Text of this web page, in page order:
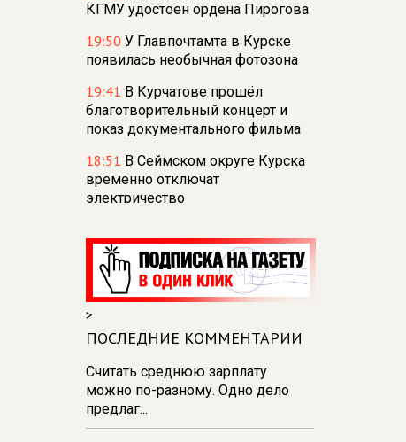
КГМУ удостоен ордена Пирогова
19:50 У Главпочтамта в Курске
появилась необычная фотозона
19:41 В Курчатове прошёл
благотворительный концерт и
показ документального фильма
18:51 В Сеймском округе Курска
временно отключат
электричество
городских цветников и
деревьев израсходовано
102 куб. м воды за неделю
18:38
области теперь возглавляет
Дмитрий Бурко
18:27В парке Пионеров в Курске
отпразднуют День
>
ПОСЛЕДНИЕ КОММЕНТАРИИ
Считать среднюю зарплату
можно по-разному. Одно дело
предлаг...